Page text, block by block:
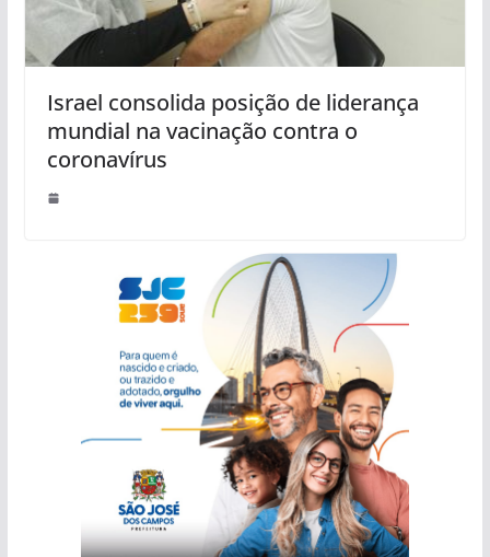
Israel consolida posição de liderança
mundial na vacinação contra o
coronavírus